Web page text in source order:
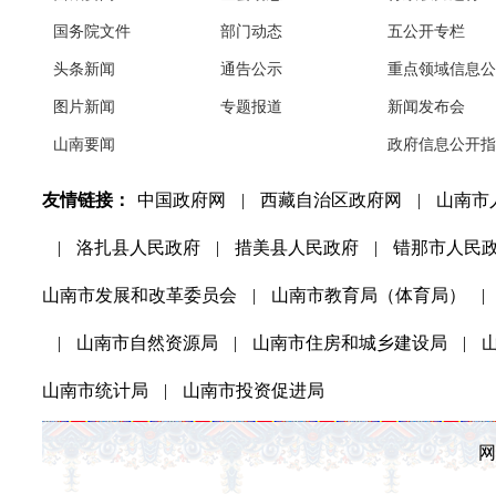
国务院文件
头条新闻
图片新闻
山南要闻
部门动态
通告公示
专题报道
五公开专栏
重点领域信息
新闻发布会
政府信息公开
友情链接： 中国政府网 | 西藏自治区政府网 | 山南市
| 洛扎县人民政府 | 措美县人民政府 | 错那市人民
山南市发展和改革委员会 | 山南市教育局（体育局） |
| 山南市自然资源局 | 山南市住房和城乡建设局 |
山南市统计局 | 山南市投资促进局